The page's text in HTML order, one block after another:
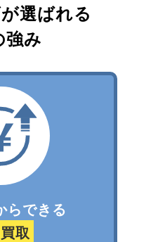
選ばれる
強み
らできる
取